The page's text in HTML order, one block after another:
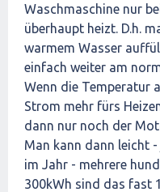
Waschmaschine nur
überhaupt heizt. D.h.
warmem Wasser
einfach weiter am
Wenn die Temperatur
Strom mehr fürs
dann nur noch der
Man kann dann leicht
im Jahr - mehrere
300kWh sind das fast